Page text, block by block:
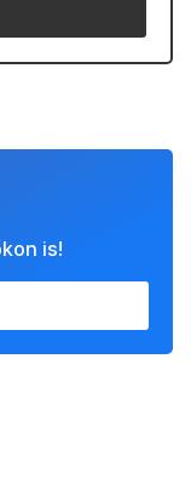
is!